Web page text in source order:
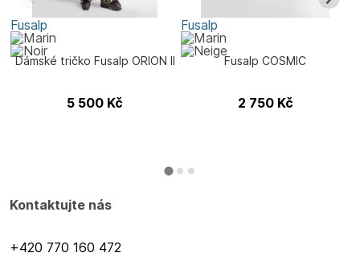
Fusalp
Dámské tričko Fusalp ORION II
5 500 Kč
Fusalp
Fusalp COSMIC
2 750 Kč
Kontaktujte nás
+420 770 160 472